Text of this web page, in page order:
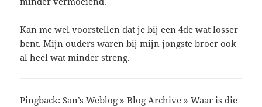
Kan me wel voorstellen dat je bij een 4de wat losser
bent. Mijn ouders waren bij mijn jongste broer ook
al heel wat minder streng.
Pingback:San’s Weblog » Blog Archive » Waar is die